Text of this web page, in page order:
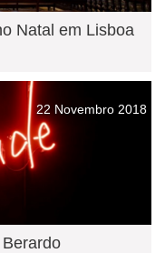
Natal em Lisboa
22 Novembro 2018